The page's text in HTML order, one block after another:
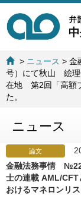
> ニュース >金
号）にて秋山 絵理
在地 第2回「高額
た。
ニュース
論文
金融法務事情
士の連載 AML/
おけるマネロンリ